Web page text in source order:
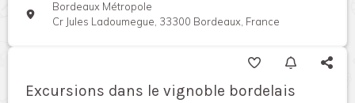
Bordeaux Métropole
Cr Jules Ladoumegue, 33300 Bordeaux, France
Excursions dans le vignoble bordelais